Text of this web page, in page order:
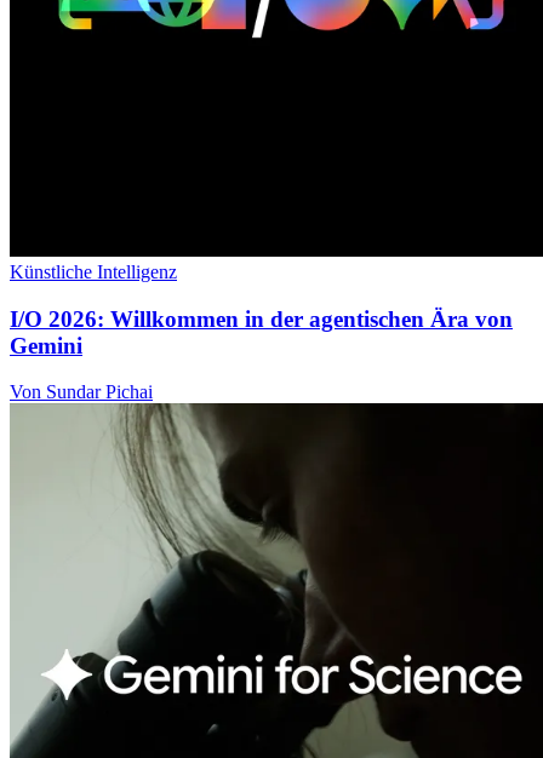
Künstliche Intelligenz
I/O 2026: Willkommen in der agentischen Ära von
Gemini
Von Sundar Pichai